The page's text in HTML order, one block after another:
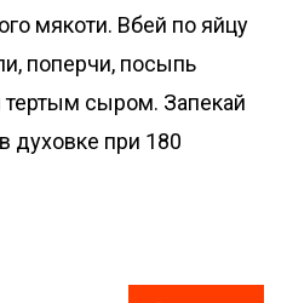
мякоти. Вбей по яйцу
поперчи, посыпь
сыром. Запекай
духовке при 180